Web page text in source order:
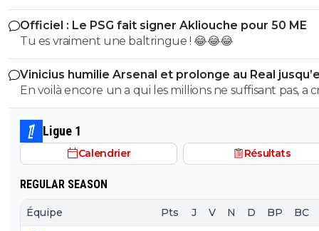
Officiel : Le PSG fait signer Akliouche pour 50 ME
Tu es vraiment une baltringue ! 😂😂😂
Vinicius humilie Arsenal et prolonge au Real
2032
En voilà encore un a qui les millions ne suffisant pas, a
sur son club pour en récupérer quelques uns de
mec pareil me pue au nez...Reste au Réal et continue
pourrir le vestiaire !
Ligue 1
Calendrier Résultats
REGULAR SEASON
Équipe Pts J V N D BP BC